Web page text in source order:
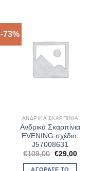
-73%
ΑΝΔΡΙΚΆ ΣΚΑΡΠΊΝΙΑ
Ανδρικά Σκαρπίνια
EVENING σχέδιο:
J57008631
€109,00 Original
was:
€29,00Η
ΑΓΌΡΑΣΈ ΤΟ